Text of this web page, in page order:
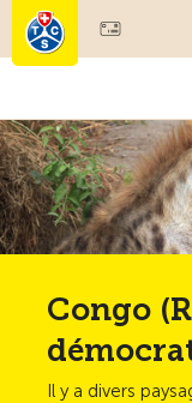
Membres &
Tests, sécurité &
Congo
Il y a divers